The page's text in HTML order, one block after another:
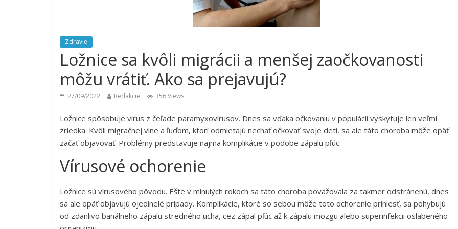
Zdravie
Ložnice sa kvôli migrácii a menšej zaočkovanosti
môžu vrátiť. Ako sa prejavujú?
27/09/2022 Redakcie 356 Views
Ložnice spôsobuje vírus z čeľade paramyxovírusov. Dnes sa vďaka očkovaniu v populácii vyskytuje len veľmi
zriedka. Kvôli migračnej vlne a ľuďom, ktorí odmietajú nechať očkovať svoje deti, sa ale táto choroba môže opäť
začať objavovať. Problémy predstavuje najmä komplikácie v podobe zápalu pľúc.
Vírusové ochorenie
Ložnice sú vírusového pôvodu. Ešte v minulých rokoch sa táto choroba považovala za takmer odstránenú, dnes
sa ale opäť objavujú ojedinelé prípady. Komplikácie, ktoré so sebou môže toto ochorenie priniesť, sa pohybujú
od zdanlivo banálneho zápalu stredného ucha, cez zápal pľúc až k zápalu mozgu alebo superinfekcii oslabeného